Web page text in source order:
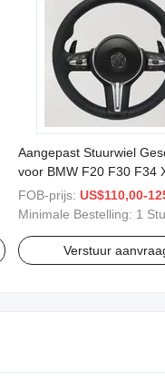
Aangepast Stuurwiel
voor BMW F20 F30 F34
X5 F15 X3 F25 M3 F80
FOB-prijs: US$110,00-
Minimale Bestelling: 1
Verstuur